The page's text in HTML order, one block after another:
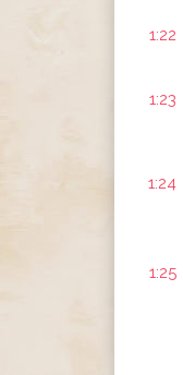
1:22
1:23
1:24
1:25